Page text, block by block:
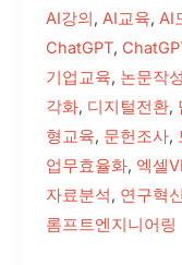
생
생
한
후
기
와
인
사
AI강의, AI교육, AI
ChatGPT,
기업교육, 논문작성
각화, 디지털전환,
형교육, 문헌조사,
업무효율화, 엑셀
자료분석, 연구혁신
롬프트엔지니어링